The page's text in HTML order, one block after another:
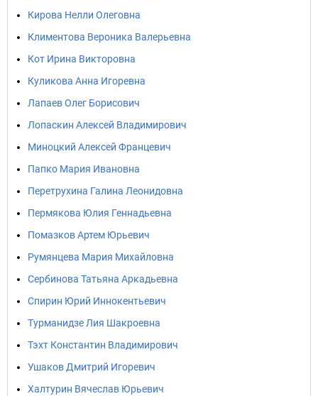
Кирова Нелли Олеговна
Климентова Вероника Валерьевна
Кот Ирина Викторовна
Куликова Анна Игоревна
Лапаев Олег Борисович
Лопаскин Алексей Владимирович
Миноцкий Алексей Францевич
Папко Мария Ивановна
Перетрухина Галина Леонидовна
Пермякова Юлия Геннадьевна
Помазков Артем Юрьевич
Румянцева Мария Михайловна
Сербинова Татьяна Аркадьевна
Спирин Юрий Иннокентьевич
Турманидзе Лия Шакроевна
Тэхт Константин Владимирович
Ушаков Дмитрий Игоревич
Халтурин Вячеслав Юрьевич